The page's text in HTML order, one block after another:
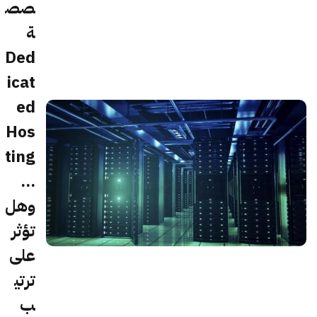
صص
ة
Ded
icat
ed
Hos
ting
...
وهل
تؤثر
على
ترتي
ب